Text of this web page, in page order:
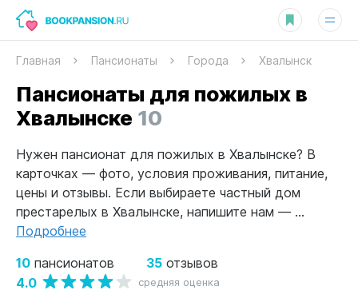
Главная Пансионаты Города Хвалынск
Пансионаты для пожилых в
Хвалынске 10
Нужен пансионат для пожилых в Хвалынске? В
карточках — фото, условия проживания, питание,
цены и отзывы. Если выбираете частный дом
престарелых в Хвалынске, напишите нам — ...
Подробнее
10 пансионатов 35 отзывов
4.0 средняя оценка